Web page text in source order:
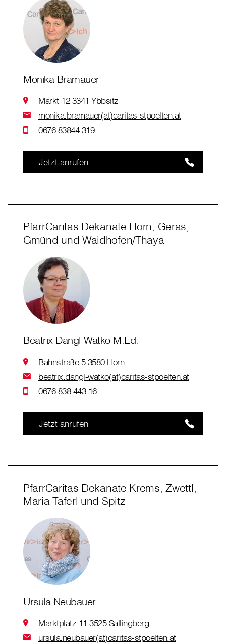
Monika Bramauer
Markt 12 3341 Ybbsitz
monika.bramauer(at)caritas-stpoelten.at
0676 83844 319
Jetzt anrufen
PfarrCaritas Dekanate Horn, Geras,
Gmünd und Waidhofen/Thaya
Beatrix Dangl-Watko M.Ed.
Bahnstraße 5 3580 Horn
beatrix.dangl-watko(at)caritas-stpoelten.at
0676 838 443 16
Jetzt anrufen
PfarrCaritas Dekanate Krems, Zwettl,
Maria Taferl und Spitz
Ursula Neubauer
Marktplatz 11 3525 Sallingberg
ursula.neubauer(at)caritas-stpoelten.at